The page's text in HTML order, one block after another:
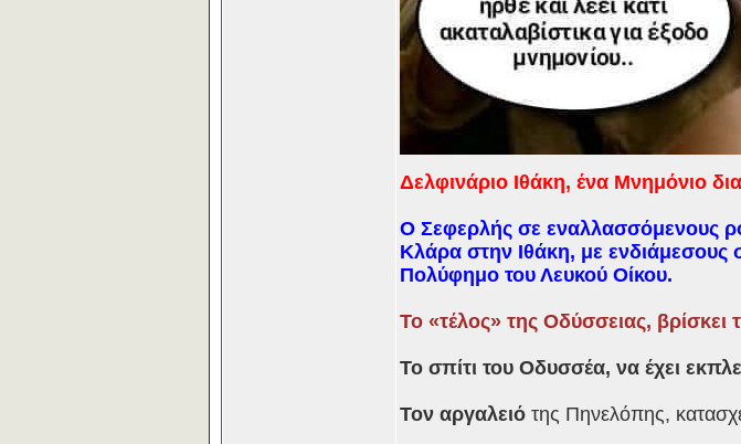
Δελφινάριο Ιθάκη, ένα Μνημόνιο
Ο Σεφερλής σε εναλλασσόμενους
Κλάρα στην Ιθάκη, με ενδιάμεσους
Πολύφημο του Λευκού Οίκου.
Το «τέλος» της Οδύσσειας, βρίσκει
Το σπίτι του Οδυσσέα, να έχει
Τον αργαλειό της Πηνελόπης,